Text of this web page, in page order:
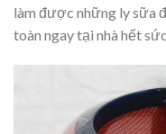
làm được những ly sữa
toàn ngay tại nhà hết